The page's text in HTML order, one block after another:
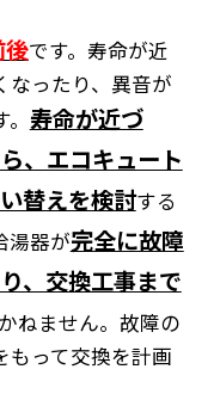
後です。寿命が近
なったり、異音が
寿命が近づ
、エコキュート
替えを検討する
湯器が完全に故障
、交換工事まで
ねません。故障の
もって交換を計画